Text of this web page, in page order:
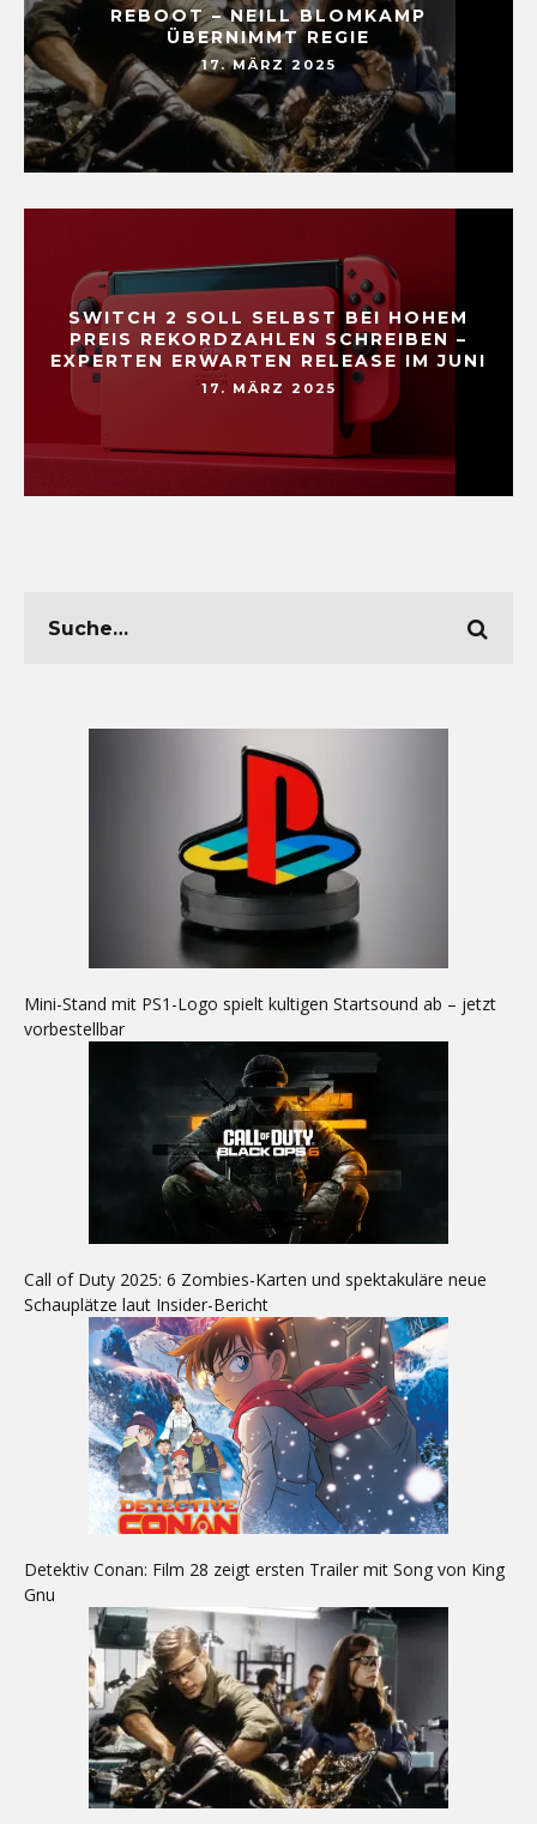
REBOOT – NEILL BLOMKAMP
ÜBERNIMMT REGIE
17. MÄRZ 2025
SWITCH 2 SOLL SELBST BEI HOHEM
PREIS REKORDZAHLEN SCHREIBEN –
EXPERTEN ERWARTEN RELEASE IM JUNI
17. MÄRZ 2025
Mini-Stand mit PS1-Logo spielt kultigen Startsound ab – jetzt
vorbestellbar
Call of Duty 2025: 6 Zombies-Karten und spektakuläre neue
Schauplätze laut Insider-Bericht
Detektiv Conan: Film 28 zeigt ersten Trailer mit Song von King
Gnu